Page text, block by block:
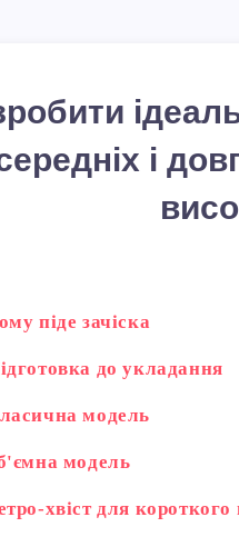
і
піде зачіска
до укладання
модель
модель
хвіст для короткого